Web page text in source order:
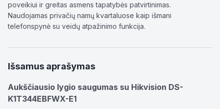
poveikiui ir greitas asmens tapatybės patvirtinimas.
Naudojamas privačių namų kvartaluose kaip išmani
telefonspynė su veidų atpažinimo funkcija.
Išsamus aprašymas
Aukščiausio lygio saugumas su Hikvision DS-
K1T344EBFWX-E1